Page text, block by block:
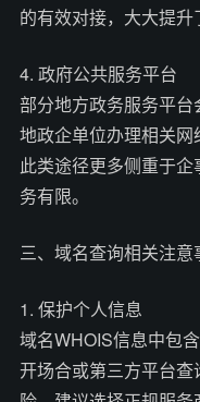
的有效对接，大大提升
4. 政府公共服务平台
部分地方政务服务平
地政企单位办理相关网
此类途径更多侧重于
务有限。
三、域名查询相关注意
1. 保护个人信息
域名WHOIS信息中包
开场合或第三方平台